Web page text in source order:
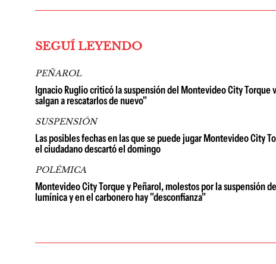
SEGUÍ LEYENDO
PEÑAROL
Ignacio Ruglio criticó la suspensión del Montevideo City
salgan a rescatarlos de nuevo"
SUSPENSIÓN
Las posibles fechas en las que se puede jugar Montevideo City
el ciudadano descartó el domingo
POLÉMICA
Montevideo City Torque y Peñarol, molestos por la suspensión
lumínica y en el carbonero hay "desconfianza"